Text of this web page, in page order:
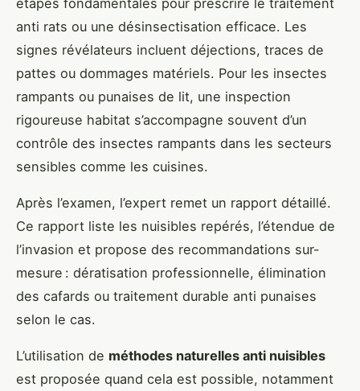
étapes fondamentales pour prescrire le traitement
anti rats ou une désinsectisation efficace. Les
signes révélateurs incluent déjections, traces de
pattes ou dommages matériels. Pour les insectes
rampants ou punaises de lit, une inspection
rigoureuse habitat s’accompagne souvent d’un
contrôle des insectes rampants dans les secteurs
sensibles comme les cuisines.
Après l’examen, l’expert remet un rapport détaillé.
Ce rapport liste les nuisibles repérés, l’étendue de
l’invasion et propose des recommandations sur-
mesure : dératisation professionnelle, élimination
des cafards ou traitement durable anti punaises
selon le cas.
L’utilisation de méthodes naturelles anti nuisibles
est proposée quand cela est possible, notamment